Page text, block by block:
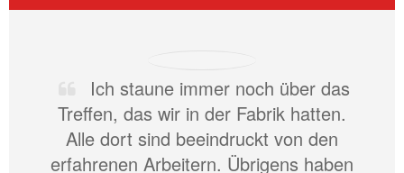
Ich staune immer noch über das
Treffen, das wir in der Fabrik hatten.
Alle dort sind beeindruckt von den
erfahrenen Arbeitern. Übrigens haben